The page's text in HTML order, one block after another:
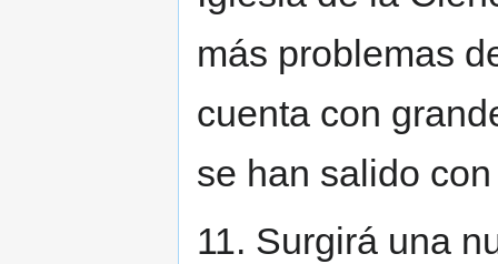
más problemas
cuenta con
se han salido
11. Surgirá una